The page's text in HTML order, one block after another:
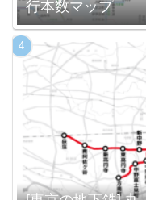
行本数マップ